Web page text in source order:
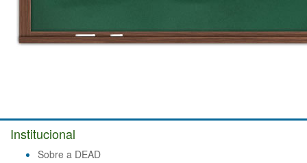
Institucional
Sobre a DEAD